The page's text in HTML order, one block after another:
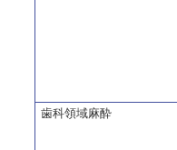
歯科領域麻酔